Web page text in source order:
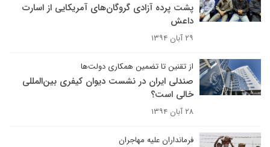
پشت پرده آزادی گروگان‌های آمریکایی از اسارت
داعش
۲۹ آبان ۱۳۹۴
از تقنین تا تضمین همکاری دولت‌ها
صندلی ایران در نشست دیوان کیفری بین‌المللی
خالی است؟
۲۸ آبان ۱۳۹۴
فرمانداران علیه مهاجران